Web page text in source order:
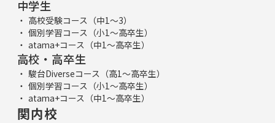
中学生
高校受験コース（中1～3）
個別学習コース（小1～高卒生）
atama+コース（中1～高卒生）
高校・高卒生
駿台Diverseコース（高1～高卒生）
個別学習コース（小1～高卒生）
atama+コース（中1～高卒生）
関内校